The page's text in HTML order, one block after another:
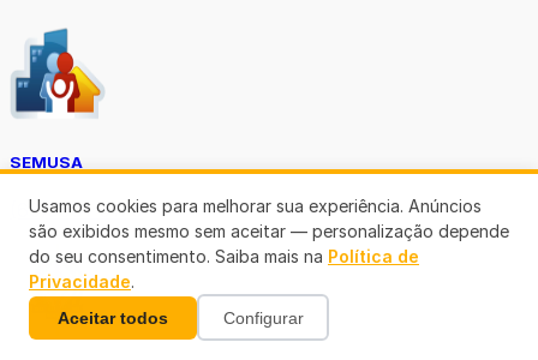
SEMUSA
(69)3901-3176
Usamos cookies para melhorar sua experiência. Anúncios
são exibidos mesmo sem aceitar — personalização depende
do seu consentimento. Saiba mais na Política de
Privacidade.
Aceitar todos Configurar